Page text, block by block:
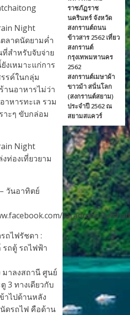
Night
ลาดนัดยามค่ำ
สำหรับจับจ่าย
งเหมาะแก่การ
รค์ในกลุ่ม
านอาหารไม่ว่า
าหารทะเล รวม
าะๆ ขับกล่อม
Night
ท่องเที่ยวยาม
วันอาทิตย์
ถไฟรัชดา :
รถตู้ รถไฟฟ้า
มาลงสถานี ศูนย์
3 ทางเดียวกับ
าไปด้านหลัง
ดรถไฟ คือด้าน
ราชภัฏราช
นครินทร์ จังหวัด
สงกรานต์ถนน
ข้าวสาร 2562 เที่ยว
สงกรานต์
กรุงเทพมหานคร
2562
สงกรานต์เมษาผ้า
ขาวม้า สนั่นโลก
(สงกรานต์สยาม)
ประจำปี 2562 ณ
สยามสแควร์